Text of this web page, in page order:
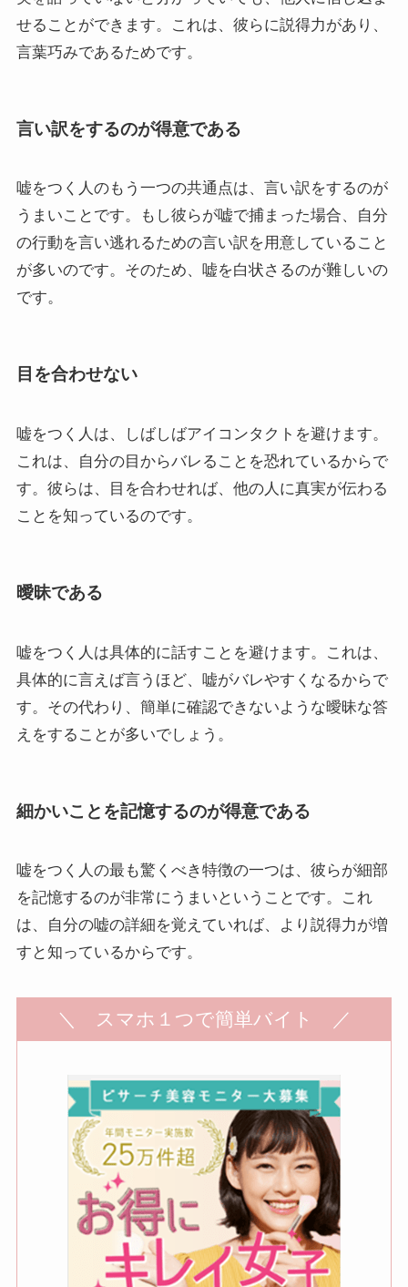
せることができます。これは、彼らに説得力があり、
言葉巧みであるためです。
言い訳をするのが得意である
嘘をつく人のもう一つの共通点は、言い訳をするのが
うまいことです。もし彼らが嘘で捕まった場合、自分
の行動を言い逃れるための言い訳を用意していること
が多いのです。そのため、嘘を白状さるのが難しいの
です。
目を合わせない
嘘をつく人は、しばしばアイコンタクトを避けます。
これは、自分の目からバレることを恐れているからで
す。彼らは、目を合わせれば、他の人に真実が伝わる
ことを知っているのです。
曖昧である
嘘をつく人は具体的に話すことを避けます。これは、
具体的に言えば言うほど、嘘がバレやすくなるからで
す。その代わり、簡単に確認できないような曖昧な答
えをすることが多いでしょう。
細かいことを記憶するのが得意である
嘘をつく人の最も驚くべき特徴の一つは、彼らが細部
を記憶するのが非常にうまいということです。これ
は、自分の嘘の詳細を覚えていれば、より説得力が増
すと知っているからです。
＼ スマホ１つで簡単バイト ／